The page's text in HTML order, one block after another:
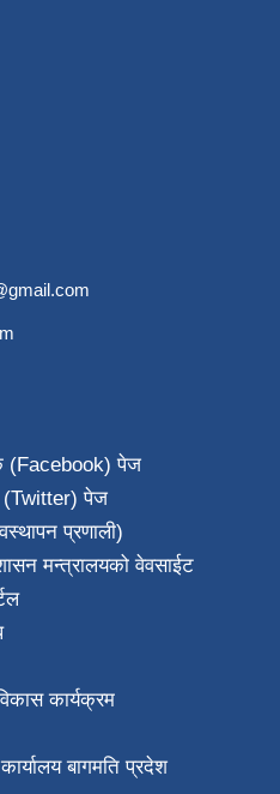
(Facebook) पेज
(Twitter) पेज
प्रणाली)
मन्त्रालयको वेवसाईट
कार्यक्रम
बागमति प्रदेश